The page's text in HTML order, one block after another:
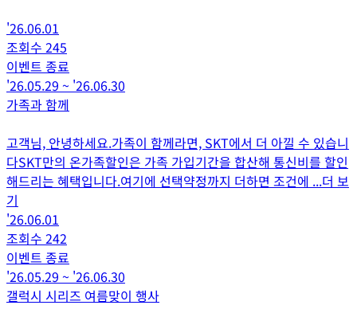
'26.06.01
조회수 245
이벤트 종료
'26.05.29 ~ '26.06.30
가족과 함께
고객님, 안녕하세요.가족이 함께라면, SKT에서 더 아낄 수 있습니
다SKT만의 온가족할인은 가족 가입기간을 합산해 통신비를 할인
해드리는 혜택입니다.여기에 선택약정까지 더하면 조건에 ...더 보
기
'26.06.01
조회수 242
이벤트 종료
'26.05.29 ~ '26.06.30
갤럭시 시리즈 여름맞이 행사